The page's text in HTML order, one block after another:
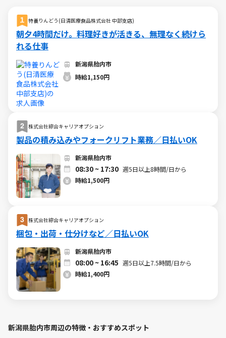
特養りんどう(日清医療食品株式会社 中部支店)
朝夕4時間だけ。料理好きが活きる、無理なく続けら
れる仕事
新潟県胎内市
時給1,150円
株式会社綜合キャリアオプション
製品の積み込みやフォークリフト業務／日払いOK
新潟県胎内市
08:30 ~ 17:30 週5日以上8時間/日から
時給1,500円
株式会社綜合キャリアオプション
梱包・出荷・仕分けなど／日払いOK
新潟県胎内市
08:00 ~ 16:45 週5日以上7.5時間/日から
時給1,400円
新潟県胎内市周辺の特徴・おすすめスポット